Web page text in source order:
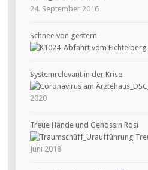
24. September 2016
Schnee von gestern
Systemrelevant in der Krise
2020
Treue Hände und Genossin Rosi
Juni 2018